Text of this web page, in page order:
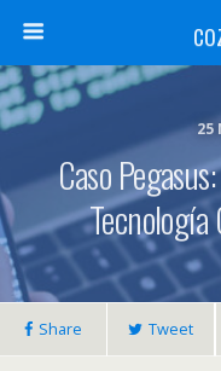
25
Caso
Share Tweet